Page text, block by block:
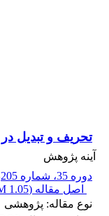
تحریف و تبدیل
آینه پژوهش
دوره 35، شماره 205
اصل مقاله (1.05 M
نوع مقاله: پژوهشی